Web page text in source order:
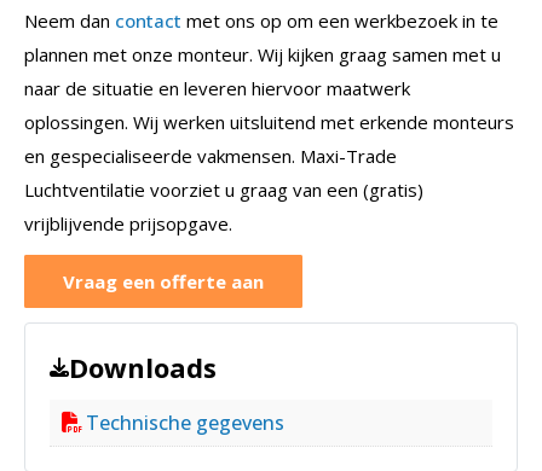
Neem dan contact met ons op om een werkbezoek in te
plannen met onze monteur. Wij kijken graag samen met u
naar de situatie en leveren hiervoor maatwerk
oplossingen. Wij werken uitsluitend met erkende monteurs
en gespecialiseerde vakmensen. Maxi-Trade
Luchtventilatie voorziet u graag van een (gratis)
vrijblijvende prijsopgave.
Vraag een offerte aan
Downloads
Technische gegevens